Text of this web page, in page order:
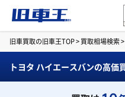
旧車買取の旧車王TOP>買取相場検索>
トヨタ ハイエースバンの高価